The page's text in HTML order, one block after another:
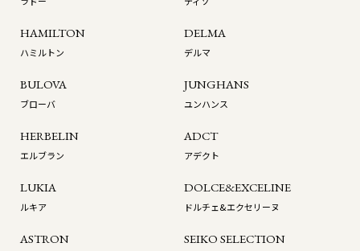
HAMILTON
ハミルトン
DELMA
デルマ
BULOVA
ブローバ
JUNGHANS
ユンハンス
HERBELIN
エルブラン
ADCT
アデクト
LUKIA
ルキア
DOLCE&EXCELINE
ドルチェ&エクセリーヌ
ASTRON SEIKO SELECTION